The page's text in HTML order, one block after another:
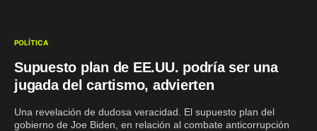
POLÍTICA
Supuesto plan de EE.UU. podría ser una
jugada del cartismo, advierten
Una revelación de dudosa veracidad. El supuesto plan del
gobierno de Joe Biden, en relación al combate anticorrupción